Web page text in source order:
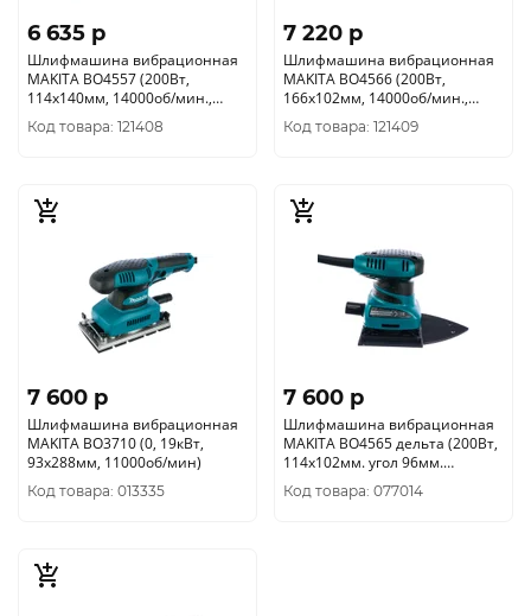
6 635 p
Шлифмашина вибрационная
MAKITA BO4557 (200Вт,
114х140мм, 14000об/мин.,
ампл 1.5мм)
Код товара: 121408
7 220 p
Шлифмашина вибрационная
MAKITA BO4566 (200Вт,
166х102мм, 14000об/мин.,
ампл 1.5мм, липучка)
Код товара: 121409
7 600 p
Шлифмашина вибрационная
MAKITA BO3710 (0, 19кВт,
93х288мм, 11000об/мин)
Код товара: 013335
7 600 p
Шлифмашина вибрационная
MAKITA BO4565 дельта (200Вт,
114х102мм. угол 96мм.
14000об/мин. ампл.1, 5мм)
Код товара: 077014